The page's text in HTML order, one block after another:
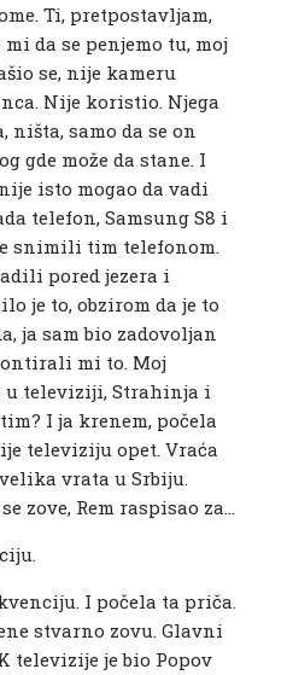
Ti, pretpostavljam,
da se penjemo tu, moj
se, nije kameru
Nije koristio. Njega
samo da se on
gde može da stane. I
isto mogao da vadi
telefon, Samsung S8 i
snimili tim telefonom.
pored jezera i
je to, obzirom da je to
ja sam bio zadovoljan
mi to. Moj
u televiziji, Strahinja i
I ja krenem, počela
televiziju opet. Vraća
vrata u Srbiju.
zove, Rem raspisao za…
I počela ta priča.
stvarno zovu. Glavni
televizije je bio Popov